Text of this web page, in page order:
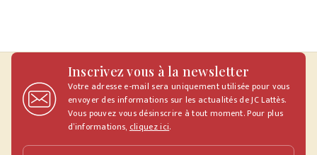
Inscrivez vous à la newsletter
Votre adresse e-mail sera uniquement utilisée pour vous
envoyer des informations sur les actualités de JC Lattès.
Vous pouvez vous désinscrire à tout moment. Pour plus
d’informations,cliquez ici.